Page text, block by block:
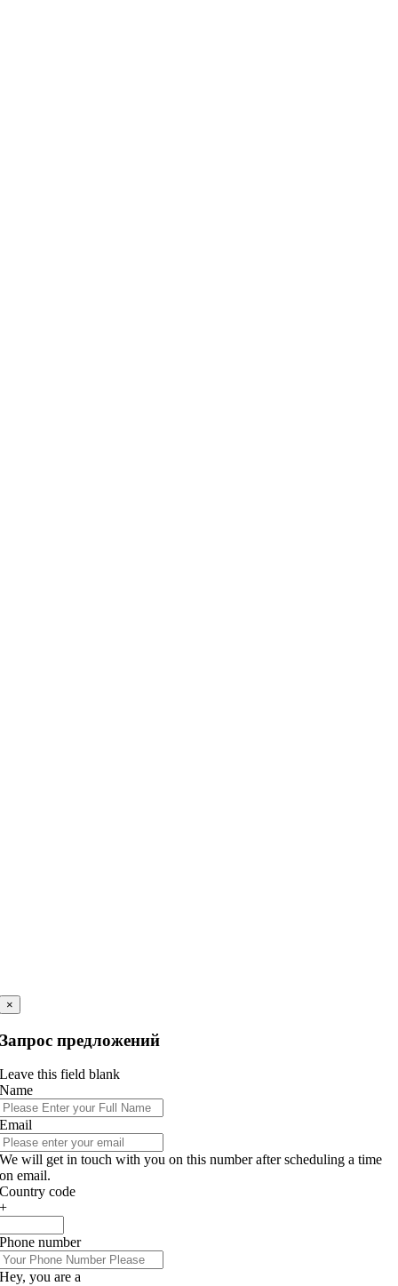
×
Запрос предложений
Leave this field blank
Name
Email
We will get in touch with you on this number after scheduling a time
on email.
Country code
+
Phone number
Hey, you are a